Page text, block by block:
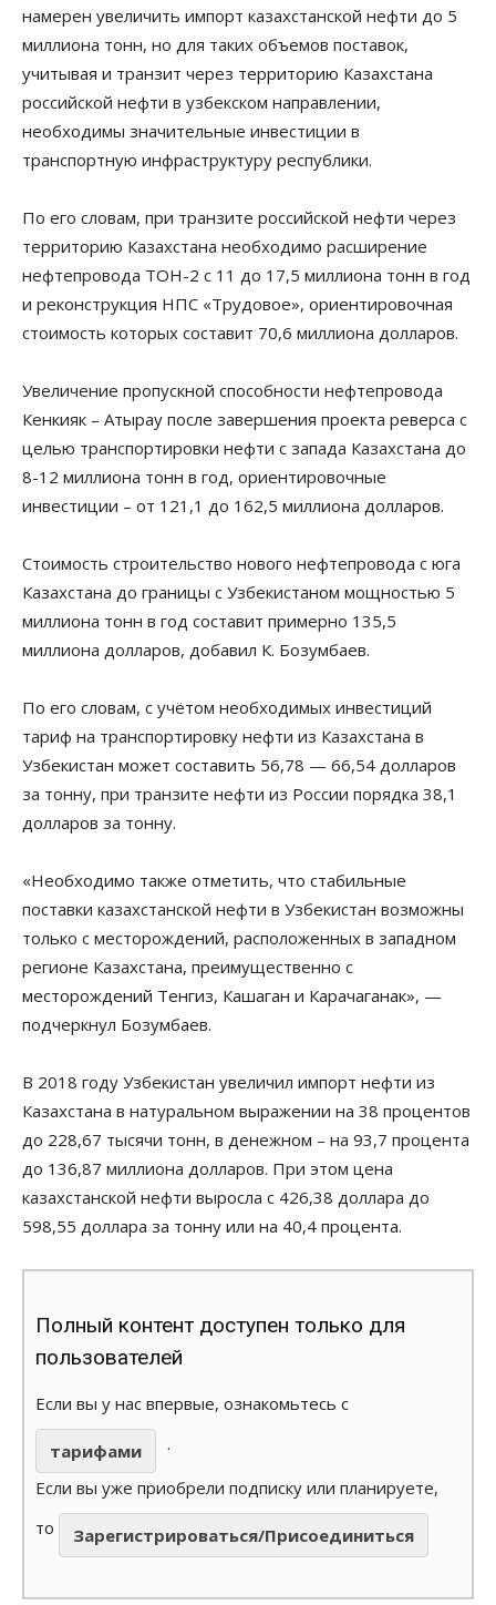
намерен увеличить импорт казахстанской нефти до 5
миллиона тонн, но для таких объемов поставок,
учитывая и транзит через территорию Казахстана
российской нефти в узбекском направлении,
необходимы значительные инвестиции в
транспортную инфраструктуру республики.
По его словам, при транзите российской нефти через
территорию Казахстана необходимо расширение
нефтепровода ТОН-2 с 11 до 17,5 миллиона тонн в год
и реконструкция НПС «Трудовое», ориентировочная
стоимость которых составит 70,6 миллиона долларов.
Увеличение пропускной способности нефтепровода
Кенкияк – Атырау после завершения проекта реверса с
целью транспортировки нефти с запада Казахстана до
8-12 миллиона тонн в год, ориентировочные
инвестиции – от 121,1 до 162,5 миллиона долларов.
Стоимость строительство нового нефтепровода с юга
Казахстана до границы с Узбекистаном мощностью 5
миллиона тонн в год составит примерно 135,5
миллиона долларов, добавил К. Бозумбаев.
По его словам, с учётом необходимых инвестиций
тариф на транспортировку нефти из Казахстана в
Узбекистан может составить 56,78 — 66,54 долларов
за тонну, при транзите нефти из России порядка 38,1
долларов за тонну.
«Необходимо также отметить, что стабильные
поставки казахстанской нефти в Узбекистан возможны
только с месторождений, расположенных в западном
регионе Казахстана, преимущественно с
месторождений Тенгиз, Кашаган и Карачаганак», —
подчеркнул Бозумбаев.
В 2018 году Узбекистан увеличил импорт нефти из
Казахстана в натуральном выражении на 38 процентов
до 228,67 тысячи тонн, в денежном – на 93,7 процента
до 136,87 миллиона долларов. При этом цена
казахстанской нефти выросла с 426,38 доллара до
598,55 доллара за тонну или на 40,4 процента.
Полный контент доступен только для
пользователей
Если вы у нас впервые, ознакомьтесь с
тарифами
.
Если вы уже приобрели подписку или планируете,
то
Зарегистрироваться/Присоединиться